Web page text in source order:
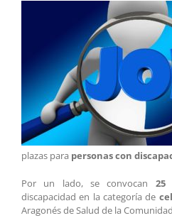
plazas para personas con
Por un lado, se convocan 25
discapacidad en la categoría de
Aragonés de Salud de la